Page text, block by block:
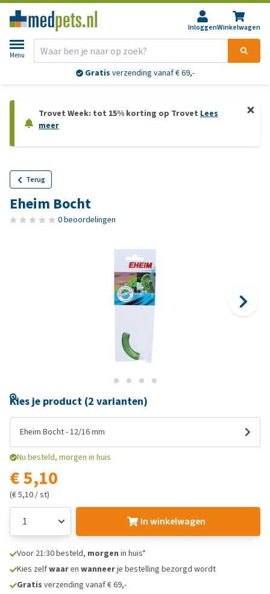
InloggenWinkelwagen
Menu
Gratis verzending vanaf € 69,-
Trovet Week: tot 15% korting op Trovet Lees
meer
Terug
Eheim Bocht
0 beoordelingen
Kies je product (2 varianten)
Eheim Bocht - 12/16 mm
Nu besteld, morgen in huis
€ 5,10
(€ 5,10 / st)
In winkelwagen
Voor 21:30 besteld, morgen in huis*
Kies zelfwaaren wanneerje bestelling bezorgd wordt
Gratis verzending vanaf € 69,-